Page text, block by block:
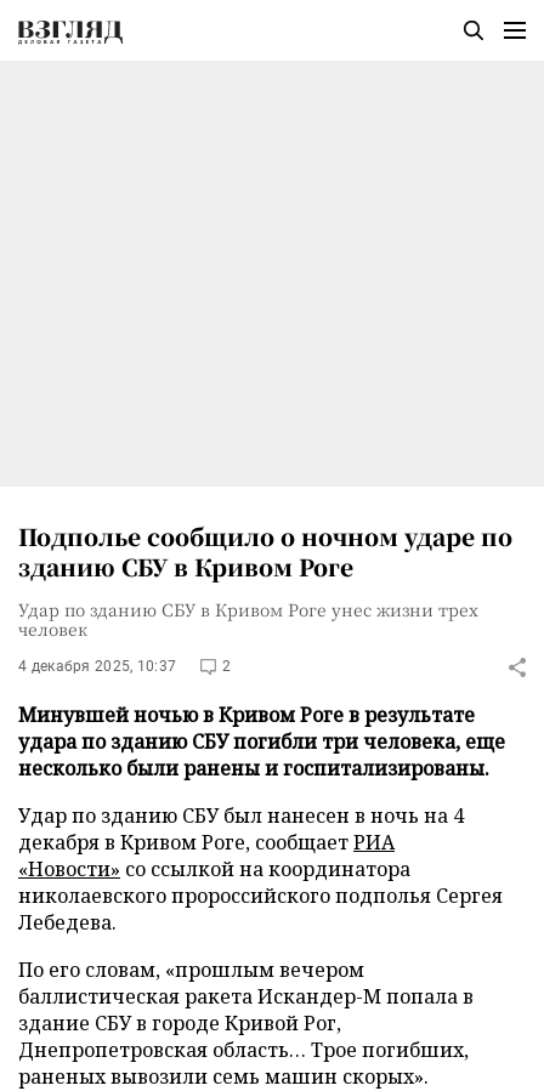
Подполье сообщило о ночном ударе по
зданию СБУ в Кривом Роге
Удар по зданию СБУ в Кривом Роге унес жизни трех
человек
4 декабря 2025, 10:37 2
Минувшей ночью в Кривом Роге в результате
удара по зданию СБУ погибли три человека, еще
несколько были ранены и госпитализированы.
Удар по зданию СБУ был нанесен в ночь на 4
декабря в Кривом Роге, сообщаетРИА
«Новости» со ссылкой на координатора
николаевского пророссийского подполья Сергея
Лебедева.
По его словам, «прошлым вечером
баллистическая ракета Искандер-М попала в
здание СБУ в городе Кривой Рог,
Днепропетровская область… Трое погибших,
раненых вывозили семь машин скорых».